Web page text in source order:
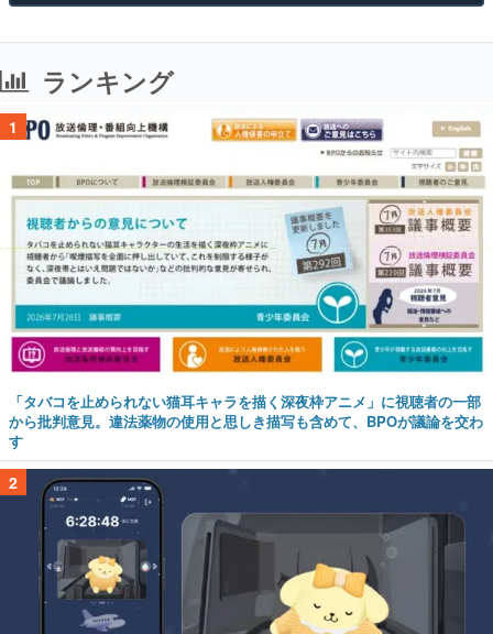
ランキング
1
「タバコを止められない猫耳キャラを描く深夜枠アニメ」に視聴者の一部
から批判意見。違法薬物の使用と思しき描写も含めて、BPOが議論を交わ
す
2